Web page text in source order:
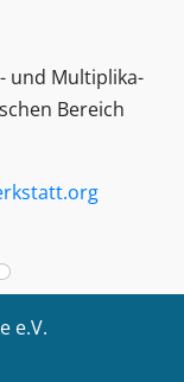
und Multiplika­
Bereich
e.V.